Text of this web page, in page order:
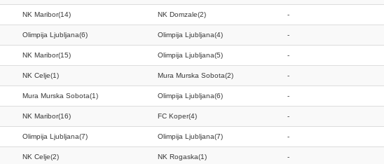
NK Maribor(14) NK Domzale(2) -
Olimpija Ljubljana(6) Olimpija Ljubljana(4) -
NK Maribor(15) Olimpija Ljubljana(5) -
NK Celje(1) Mura Murska Sobota(2) -
Mura Murska Sobota(1) Olimpija Ljubljana(6) -
NK Maribor(16) FC Koper(4) -
Olimpija Ljubljana(7) Olimpija Ljubljana(7) -
NK Celje(2) NK Rogaska(1) -